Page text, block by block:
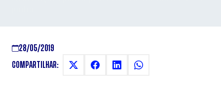
28/05/2019
COMPARTILHAR: